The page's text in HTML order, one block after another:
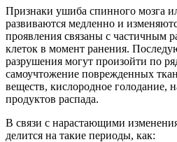
Признаки ушиба спинного мозга
развиваются медленно и
проявления связаны с частичным
клеток в момент ранения.
разрушения могут произойти по
самоучтожение поврежденных
веществ, кислородное голодание,
продуктов распада.
В связи с нарастающими
делится на такие периоды, как: